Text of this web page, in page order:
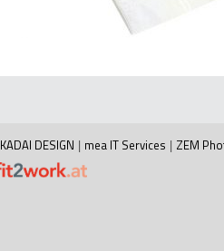
KADAI DESIGN | mea IT Services | ZEM